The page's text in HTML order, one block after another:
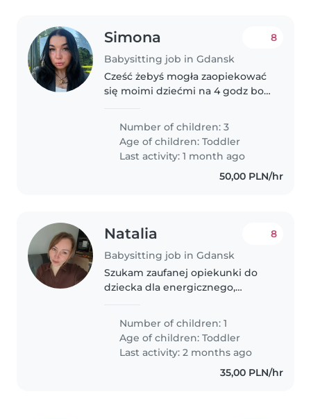
Simona
Babysitting job in Gdansk
8
Cześć żebyś mogła zaopiekować
się moimi dziećmi na 4 godz bo
mamy a nie mam kogo zostawić
Number of children: 3
Age of children:Toddler
Last activity: 1 month ago
50,00 PLN/hr
Natalia
Babysitting job in Gdansk
8
Szukam zaufanej opiekunki do
dziecka dla energicznego,
Synek to 19 miesięczny chłopiec,
który uwielbia bawić się i
poznawać świat. Szukam kogoś,
kto..
Number of children: 1
Age of children:Toddler
Last activity: 2 months ago
35,00 PLN/hr